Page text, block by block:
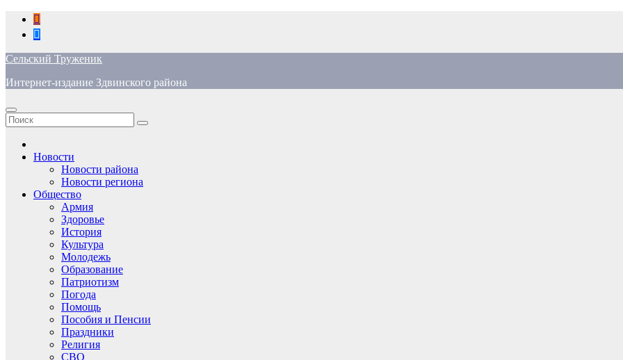
Перейти
содержимому
Сельский Труженик
Интернет-издание Здвинского района
Новости
Новости района
Новости региона
Общество
Армия
Здоровье
История
Культура
Молодежь
Образование
Патриотизм
Погода
Помощь
Пособия и Пенсии
Праздники
Религия
СВО